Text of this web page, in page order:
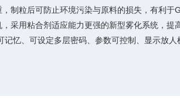
粒后可防止环境污染与原料的损失，有利于
用粘合剂适应能力更强的新型雾化系统，提
、可设定多层密码、参数可控制、显示放人